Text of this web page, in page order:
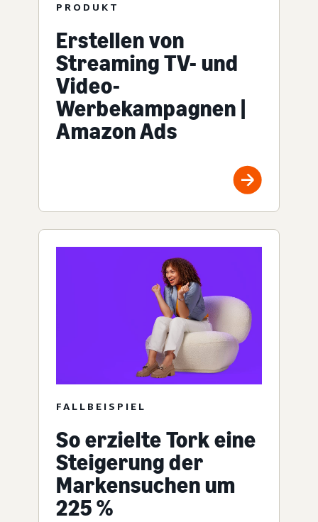
PRODUKT
Erstellen von
Streaming TV- und
Video-
Werbekampagnen |
Amazon Ads
FALLBEISPIEL
So erzielte Tork eine
Steigerung der
Markensuchen um
225 %